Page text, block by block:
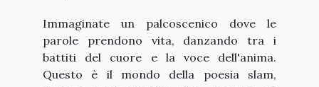
Immaginate un palcoscenico dove le
parole prendono vita, danzando tra i
battiti del cuore e la voce dell'anima.
Questo è il mondo della poesia slam,